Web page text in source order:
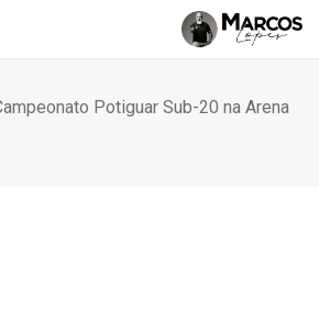
Potiguar Sub-20 na Arena